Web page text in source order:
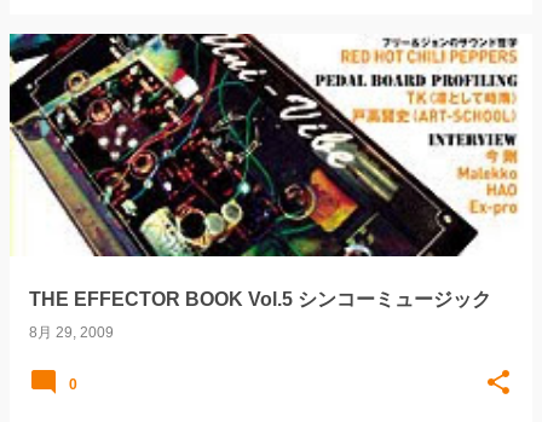
THE EFFECTOR BOOK Vol.5 シンコーミュージック
8月 29, 2009
0